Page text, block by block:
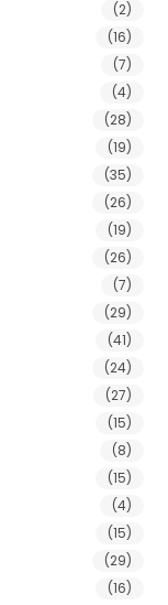
(2)
(16)
(7)
(4)
(28)
(19)
(35)
(26)
(19)
(26)
(7)
(29)
(41)
(24)
(27)
(15)
(8)
(15)
(4)
(15)
(29)
(16)